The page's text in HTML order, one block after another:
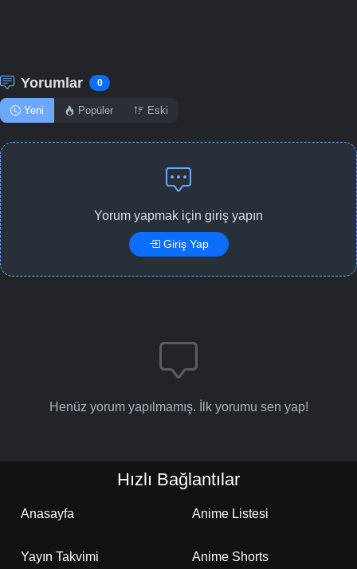
Yorumlar 0
Yeni Popüler Eski
Yorum yapmak için giriş yapın
Giriş Yap
Henüz yorum yapılmamış. İlk yorumu sen yap!
Hızlı Bağlantılar
Anasayfa Anime Listesi
Yayın Takvimi Anime Shorts